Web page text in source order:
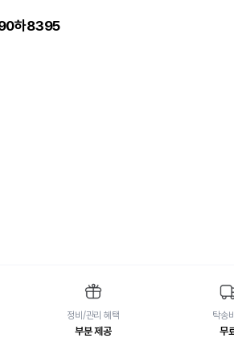
하8395
정비/관리 혜택
부분 제공
탁송
무